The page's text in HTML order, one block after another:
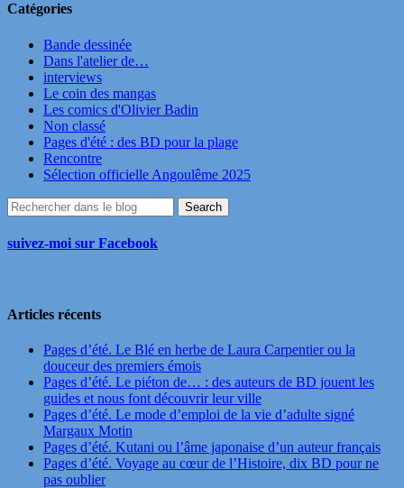
Catégories
Bande dessinée
Dans l'atelier de…
interviews
Le coin des mangas
Les comics d'Olivier Badin
Non classé
Pages d'été : des BD pour la plage
Rencontre
Sélection officielle Angoulême 2025
suivez-moi sur Facebook
Articles récents
Pages d’été. Le Blé en herbe de Laura Carpentier ou la
douceur des premiers émois
Pages d’été. Le piéton de… : des auteurs de BD jouent les
guides et nous font découvrir leur ville
Pages d’été. Le mode d’emploi de la vie d’adulte signé
Margaux Motin
Pages d’été. Kutani ou l’âme japonaise d’un auteur français
Pages d’été. Voyage au cœur de l’Histoire, dix BD pour ne
pas oublier